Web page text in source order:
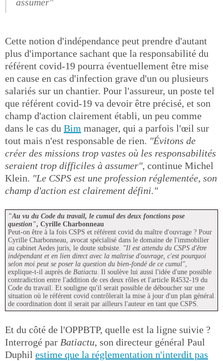
Cette notion d'indépendance peut prendre d'autant
plus d'importance sachant que la responsabilité du
référent covid-19 pourra éventuellement être mise
en cause en cas d'infection grave d'un ou plusieurs
salariés sur un chantier. Pour l'assureur, un poste tel
que référent covid-19 va devoir être précisé, et son
champ d'action clairement établi, un peu comme
dans le cas du Bim manager, qui a parfois l'œil sur
tout mais n'est responsable de rien. "Évitons de
créer des missions trop vastes où les responsabilités
seraient trop difficiles à assumer", continue Michel
Klein. "Le CSPS est une profession réglementée, son
champ d'action est clairement défini."
"Au vu du Code du travail, le cumul des deux fonctions pose
question", Cyrille Charbonneau
Peut-on être à la fois CSPS et référent covid du maître d'ouvrage ? Pour
Cyrille Charbonneau, avocat spécialisé dans le domaine de l'immobilier
au cabinet Aedes juris, le doute subsiste. "Il est attendu du CSPS d'être
indépendant et en lien direct avec la maîtrise d'ouvrage, c'est pourquoi
selon moi peut se poser la question du bien-fondé de ce cumul",
explique-t-il auprès de Batiactu. Il soulève lui aussi l'idée d'une possible
contradiction entre l'addition de ces deux rôles et l'article R4532-19 du
Code du travail. Et souligne qu'il serait possible de déboucher sur une
situation où le référent covid contrôlerait la mise à jour d'un plan général
de coordination dont il serait par ailleurs l'auteur en tant que CSPS.
Et du côté de l'OPPBTP, quelle est la ligne suivie ?
Interrogé par Batiactu, son directeur général Paul
Duphil estime que la réglementation n'interdit pas